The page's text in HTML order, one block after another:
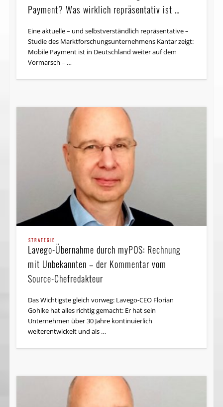
Payment? Was wirklich repräsentativ ist …
Eine aktuelle – und selbstverständlich repräsentative –
Studie des Markt­forschungs­unternehmens Kantar zeigt:
Mobile Payment ist in Deutschland weiter auf dem
STRATEGIE
Lavego-Übernahme durch myPOS: Rechnung
mit Unbekannten – der Kommentar vom
Source-Chefredakteur
Das Wichtigste gleich vorweg: Lavego-CEO Florian
Gohlke hat alles richtig gemacht: Er hat sein
Unternehmen über 30 Jahre kontinuierlich
Frank Braatz (Chefredakteur Source)
Natürlich muss man dankbar sein, dass die Sparkassen
Zahlen über ihre App „Mobiles Bezahlen“ veröffentlichen
(„493.000 Downloads für „Mobiles Bezahlen“ der
Sparkassen; …